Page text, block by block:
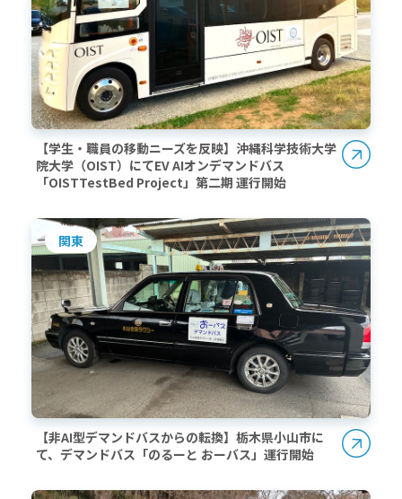
【学生・職員の移動ニーズを反映】沖縄科学技術大学
院大学（OIST）にてEV AIオンデマンドバス
「OISTTestBed Project」第二期 運行開始
関東
【非AI型デマンドバスからの転換】栃木県小山市に
て、デマンドバス「のるーと おーバス」運行開始